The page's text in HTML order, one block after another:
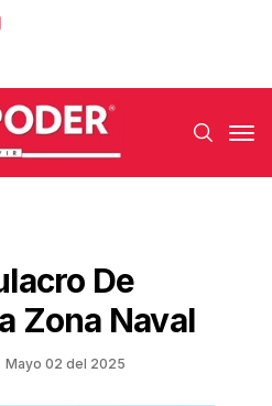
De
Zona Naval
Mayo 02 del 2025